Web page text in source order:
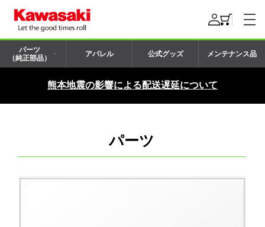
パーツ
（純正部品）
アパレル 公式グッズ メンテナンス品
熊本地震の影響による配送遅延について
パーツ